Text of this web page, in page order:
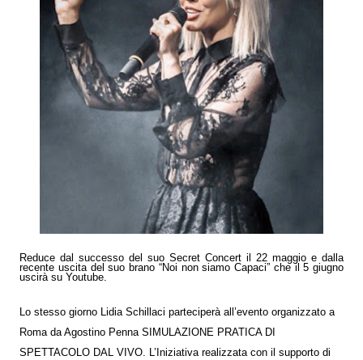
Reduce dal successo del suo Secret Concert il 22 maggio e dalla
recente uscita del suo brano “Noi non siamo Capaci” che il 5 giugno
uscirà su Youtube.
Lo stesso giorno Lidia Schillaci parteciperà all’evento organizzato a
Roma da Agostino Penna SIMULAZIONE PRATICA DI
SPETTACOLO DAL VIVO. L’Iniziativa realizzata con il supporto di